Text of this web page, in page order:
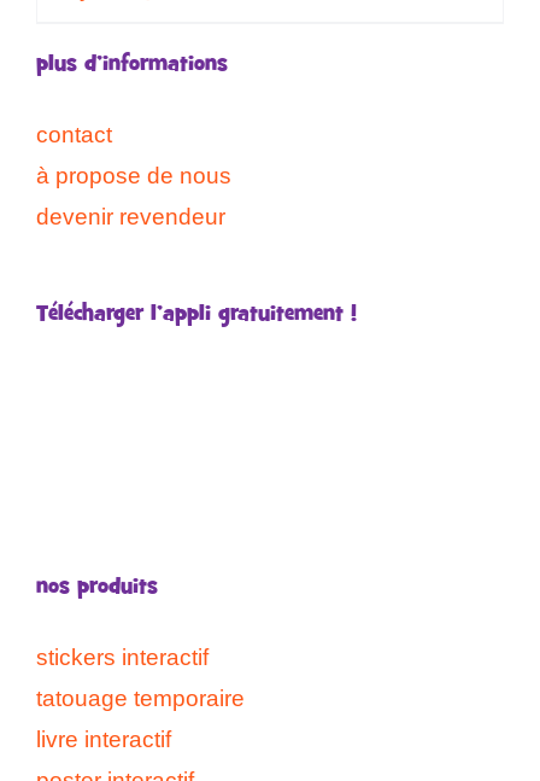
plus d’informations
contact
à propose de nous
devenir revendeur
Télécharger l’appli gratuitement !
nos produits
stickers interactif
tatouage temporaire
livre interactif